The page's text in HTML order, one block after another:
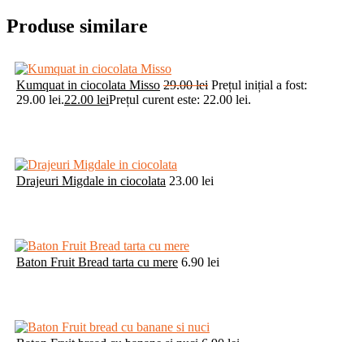
Produse similare
Kumquat in ciocolata Misso 29.00lei Prețul inițial a fost:
29.00 lei.22.00 leiPrețul curent este: 22.00 lei.
Drajeuri Migdale in ciocolata 23.00 lei
Baton Fruit Bread tarta cu mere 6.90 lei